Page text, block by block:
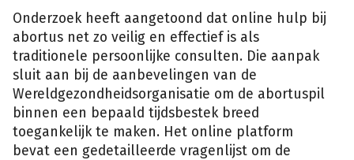
Onderzoek heeft aangetoond dat online hulp bij
abortus net zo veilig en effectief is als
traditionele persoonlijke consulten. Die aanpak
sluit aan bij de aanbevelingen van de
Wereldgezondheidsorganisatie om de abortuspil
binnen een bepaald tijdsbestek breed
toegankelijk te maken. Het online platform
bevat een gedetailleerde vragenlijst om de